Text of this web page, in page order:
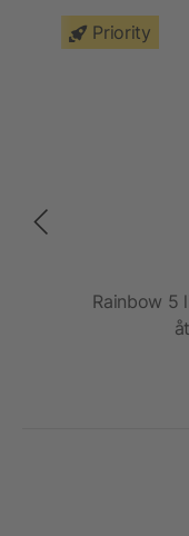
Priority
Rainbow 5